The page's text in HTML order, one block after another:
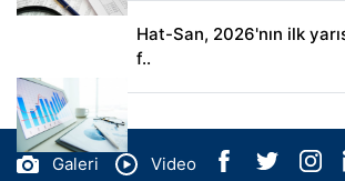
Hat-San, 2026'nın ilk
f..
Galeri Video